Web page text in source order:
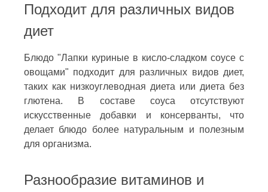
Подходит для различных видов
диет
Блюдо "Лапки куриные в кисло-сладком соусе с
овощами" подходит для различных видов диет,
таких как низкоуглеводная диета или диета без
глютена. В составе соуса отсутствуют
искусственные добавки и консерванты, что
делает блюдо более натуральным и полезным
для организма.
Разнообразие витаминов и